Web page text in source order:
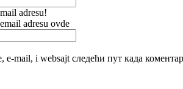
adresu!
adresu ovde
e-mail, i websajt следећи пут када